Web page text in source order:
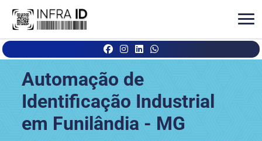
Automação de
Identificação Industrial
em Funilândia - MG